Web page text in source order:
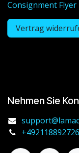
Consignment Flyer
Vertrag
Nehmen Sie